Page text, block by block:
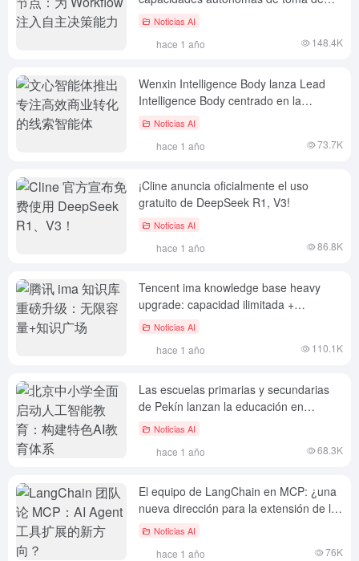
decisiones en el flujo de trabajo
Noticias AI
hace 1 año 148.4K
Wenxin Intelligence Body lanza Lead
Intelligence Body centrado en la
conversión empresarial de alta eficacia
Noticias AI
hace 1 año 73.7K
¡Cline anuncia oficialmente el uso
gratuito de DeepSeek R1, V3!
Noticias AI
hace 1 año 86.8K
Tencent ima knowledge base heavy
upgrade: capacidad ilimitada +
knowledge square
Noticias AI
hace 1 año 110.1K
Las escuelas primarias y secundarias
de Pekín lanzan la educación en
inteligencia artificial al completo:
educación en IA
Noticias AI
hace 1 año 68.3K
El equipo de LangChain en MCP: ¿una
nueva dirección para la extensión de la
herramienta AI Agent?
Noticias AI
hace 1 año 76K